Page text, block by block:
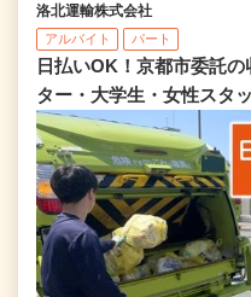
洛北運輸株式会社
アルバイト パート
日払いOK！京都市委託
ター・大学生・女性スタ